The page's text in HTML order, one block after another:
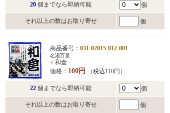
20 個までなら即納可能 個
それ以上の数はお取り寄せ 個
商品番号： 031-02015-012-001
名湯百景
● 和倉
価格： 100円 （税込110円）
22 個までなら即納可能 個
それ以上の数はお取り寄せ 個